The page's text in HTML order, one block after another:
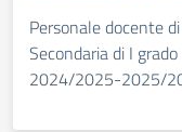
Personale docente
Secondaria di I
2024/2025-2025/